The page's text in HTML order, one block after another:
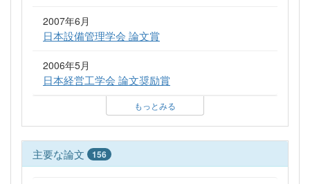
2007年6月
日本設備管理学会 論文賞
2006年5月
日本経営工学会 論文奨励賞
もっとみる
主要な論文 156